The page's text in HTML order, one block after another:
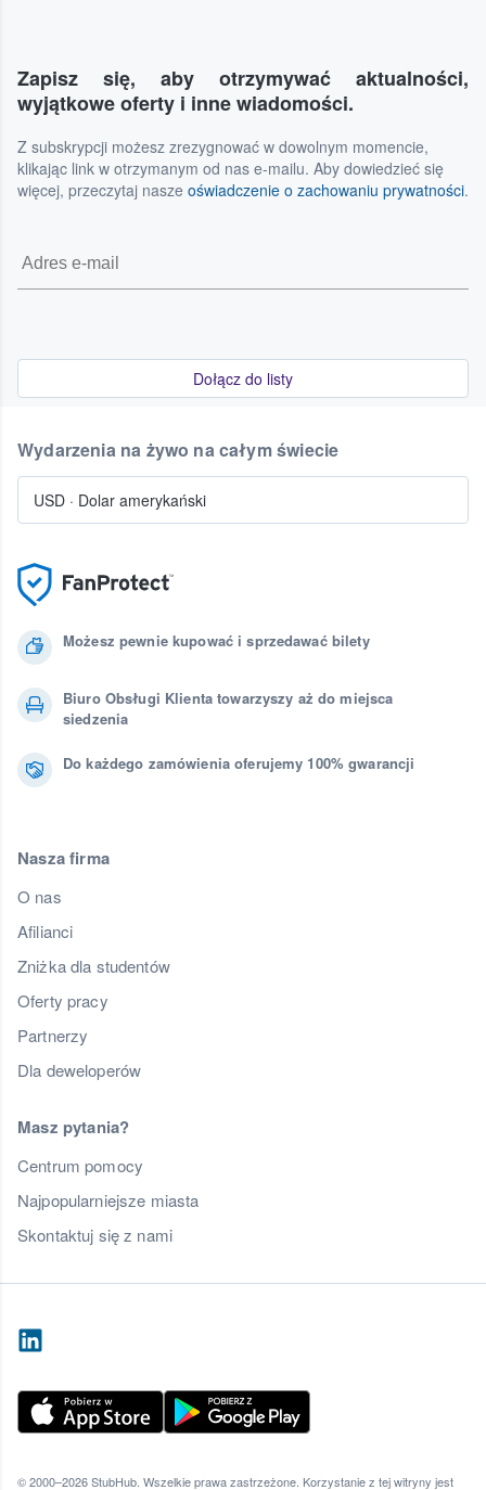
Zapisz się, aby otrzymywać aktualności,
wyjątkowe oferty i inne wiadomości.
Z subskrypcji możesz zrezygnować w dowolnym momencie,
klikając link w otrzymanym od nas e-mailu. Aby dowiedzieć się
więcej, przeczytaj nasze oświadczenie o zachowaniu prywatności.
Dołącz do listy
Możesz pewnie kupować i sprzedawać bilety
Biuro Obsługi Klienta towarzyszy aż do miejsca
siedzenia
Do każdego zamówienia oferujemy 100% gwarancji
Nasza firma
O nas
Afilianci
Zniżka dla studentów
Oferty pracy
Partnerzy
Dla deweloperów
Masz pytania?
Centrum pomocy
Najpopularniejsze miasta
Skontaktuj się z nami
Wydarzenia na żywo na całym świecie
USD · Dolar amerykański
© 2000–2026 StubHub. Wszelkie prawa zastrzeżone. Korzystanie z tej witryny jest